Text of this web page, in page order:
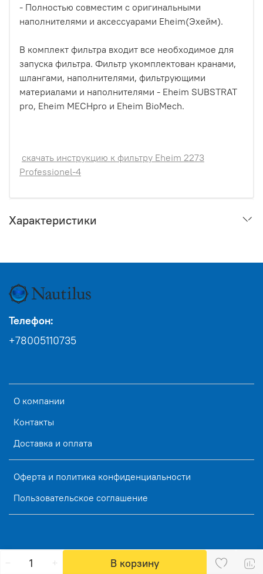
В корзину
- Полностью совместим с оригинальными
наполнителями и аксессуарами Eheim(Эхейм).
В комплект фильтра входит все необходимое для
запуска фильтра. Фильтр укомплектован кранами,
шлангами, наполнителями, фильтрующими
материалами и наполнителями - Eheim SUBSTRAT
pro, Eheim MECHpro и Eheim BioMech.
скачать инструкцию к фильтру Eheim 2273
Professionel-4
Характеристики
О компании
Контакты
Доставка и оплата
Оферта и политика конфиденциальности
Пользовательское соглашение
Телефон:
+78005110735